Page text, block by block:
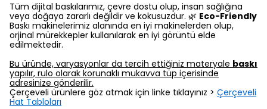
Tüm dijital baskılarımız, çevre dostu olup, insan sağlığına
veya doğaya zararlı değildir ve kokusuzdur. 🌿 Eco-Friendly
Baskı makinelerimiz alanında en iyi makinelerden olup,
orjinal mürekkepler kullanılarak en iyi görüntü elde
edilmektedir.
Bu üründe, varyasyonlar da tercih ettiğiniz materyale baskı
yapılır, rulo olarak korunaklı mukavva tüp içerisinde
adresinize gönderilir.
Çerçeveli ürünlere göz atmak için linke tıklayınız > Çerçeveli
Hat Tabloları